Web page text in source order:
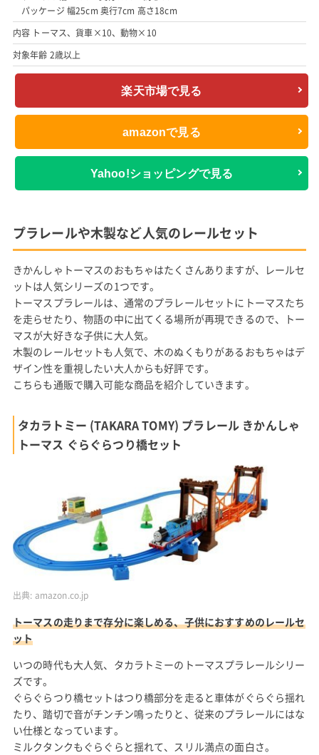
パッケージ 幅25cm 奥行7cm 高さ18cm
内容 トーマス、貨車×10、動物×10
対象年齢 2歳以上
楽天市場で見る
amazonで見る
Yahoo!ショッピングで見る
プラレールや木製など人気のレールセット
きかんしゃトーマスのおもちゃはたくさんありますが、レールセ
ットは人気シリーズの1つです。
トーマスプラレールは、通常のプラレールセットにトーマスたち
を走らせたり、物語の中に出てくる場所が再現できるので、トー
マスが大好きな子供に大人気。
木製のレールセットも人気で、木のぬくもりがあるおもちゃはデ
ザイン性を重視したい大人からも好評です。
こちらも通販で購入可能な商品を紹介していきます。
タカラトミー (TAKARA TOMY) プラレール きかんしゃ
トーマス ぐらぐらつり橋セット
出典: amazon.co.jp
トーマスの走りまで存分に楽しめる、子供におすすめのレールセ
ット
いつの時代も大人気、タカラトミーのトーマスプラレールシリー
ズです。
ぐらぐらつり橋セットはつり橋部分を走ると車体がぐらぐら揺れ
たり、踏切で音がチンチン鳴ったりと、従来のプラレールにはな
い仕様となっています。
ミルクタンクもぐらぐらと揺れて、スリル満点の面白さ。